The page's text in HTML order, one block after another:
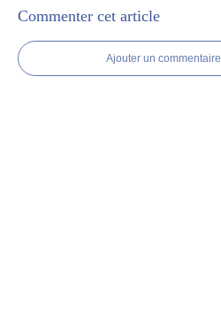
Commenter cet article
Ajouter un commentaire